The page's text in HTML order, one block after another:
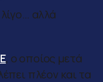
αλλά
, ο οποίος μετά
πλέον και τα